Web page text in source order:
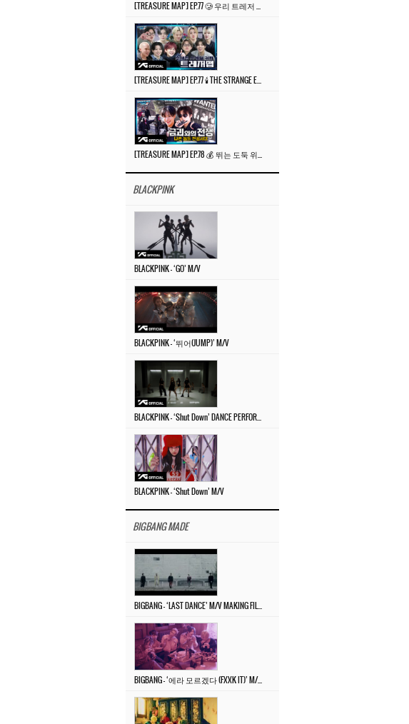
BLACKPINK
BLACKPINK – ‘GO’ M/V
BLACKPINK – ‘뛰어(JUMP)’ M/V
BLACKPINK – ‘Shut Down’ M/V
BIGBANG MADE